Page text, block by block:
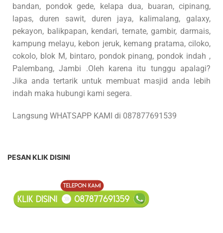
bandan, pondok gede, kelapa dua, buaran, cipinang,
lapas, duren sawit, duren jaya, kalimalang, galaxy,
pekayon, balikpapan, kendari, ternate, gambir, darmais,
kampung melayu, kebon jeruk, kemang pratama, ciloko,
cokolo, blok M, bintaro, pondok pinang, pondok indah ,
Palembang, Jambi .Oleh karena itu tunggu apalagi?
Jika anda tertarik untuk membuat masjid anda lebih
indah maka hubungi kami segera.
Langsung WHATSAPP KAMI di 087877691539
PESAN KLIK DISINI